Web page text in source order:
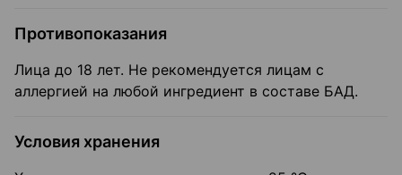
Противопоказания
Лица до 18 лет. Не рекомендуется лицам с
аллергией на любой ингредиент в составе БАД.
Условия хранения